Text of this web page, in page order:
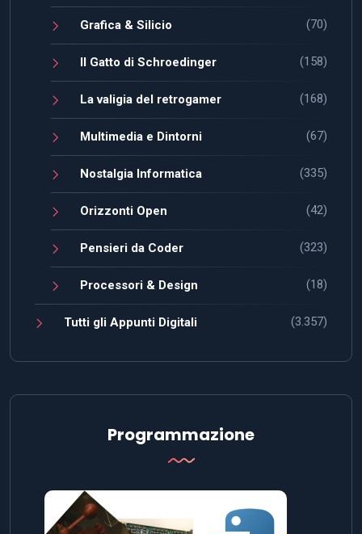
Grafica & Silicio (70)
Il Gatto di Schroedinger (158)
La valigia del retrogamer (168)
Multimedia e Dintorni (67)
Nostalgia Informatica (335)
Orizzonti Open (42)
Pensieri da Coder (323)
Processori & Design (18)
Tutti gli Appunti Digitali (3.357)
Programmazione